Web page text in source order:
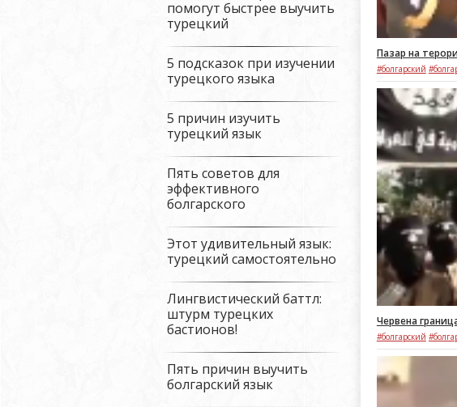
помогут быстрее выучить
турецкий
5 подсказок при изучении
турецкого языка
5 причин изучить
турецкий язык
Пять советов для
эффективного
болгарского
Этот удивительный язык:
турецкий самостоятельно
Лингвистический баттл:
штурм турецких
бастионов!
Пять причин выучить
болгарский язык
Пазар на
#болгарский
Червена
#болгарский